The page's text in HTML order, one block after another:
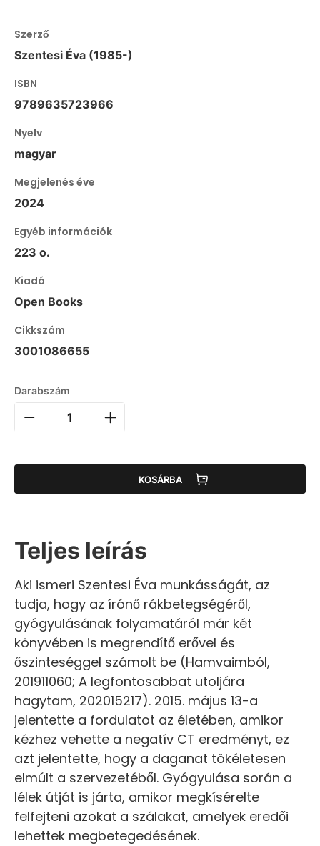
Szerző
Szentesi Éva (1985-)
ISBN
9789635723966
Nyelv
magyar
Megjelenés éve
2024
Egyéb információk
223 o.
Kiadó
Open Books
Cikkszám
3001086655
Darabszám
KOSÁRBA
Teljes leírás
Aki ismeri Szentesi Éva munkásságát, az
tudja, hogy az írónő rákbetegségéről,
gyógyulásának folyamatáról már két
könyvében is megrendítő erővel és
őszinteséggel számolt be (Hamvaimból,
201911060; A legfontosabbat utoljára
hagytam, 202015217). 2015. május 13-a
jelentette a fordulatot az életében, amikor
kézhez vehette a negatív CT eredményt, ez
azt jelentette, hogy a daganat tökéletesen
elmúlt a szervezetéből. Gyógyulása során a
lélek útját is járta, amikor megkísérelte
felfejteni azokat a szálakat, amelyek eredői
lehettek megbetegedésének.